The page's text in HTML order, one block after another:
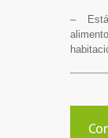
– Está